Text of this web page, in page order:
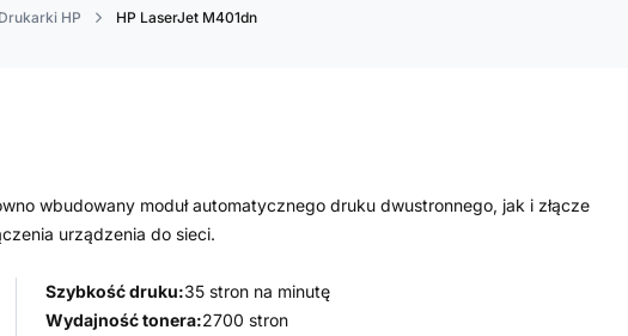
Drukarki HP HP LaserJet M401dn
wbudowany moduł automatycznego druku dwustronnego, jak i złącze
urządzenia do sieci.
Szybkość druku:35 stron na minutę
Wydajność tonera:2700 stron